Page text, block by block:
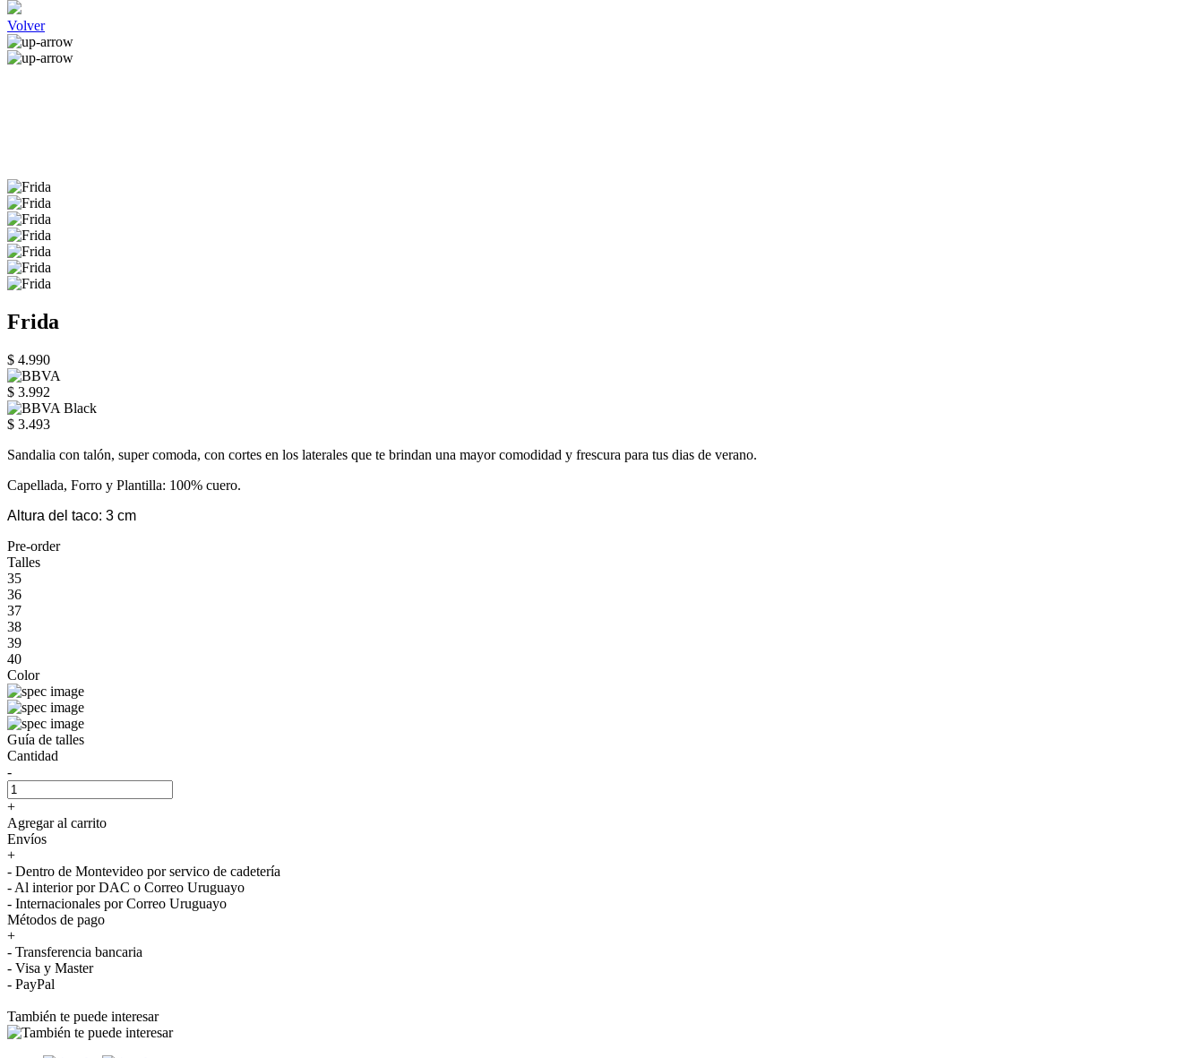
Volver
Frida
$ 4.990
$ 3.992
$ 3.493
Sandalia con talón, super comoda, con cortes en los laterales que te brindan una mayor comodidad y frescura para tus dias de verano.
Capellada, Forro y Plantilla: 100% cuero.
Altura del taco: 3 cm
Pre-order
Talles
35
36
37
38
39
40
Color
Guía de talles
Cantidad
-
+
Agregar al carrito
Envíos
+
- Dentro de Montevideo por servico de cadetería
- Al interior por DAC o Correo Uruguayo
- Internacionales por Correo Uruguayo
Métodos de pago
+
- Transferencia bancaria
- Visa y Master
- PayPal
También te puede interesar